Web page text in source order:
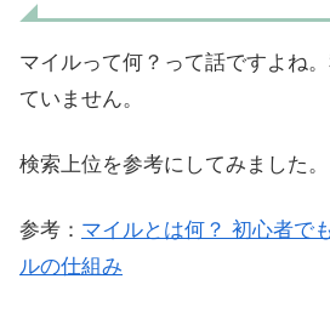
マイルって何？って話ですよね
ていません。
検索上位を参考にしてみました。
参考： マイルとは何？ 初心者で
ルの仕組み